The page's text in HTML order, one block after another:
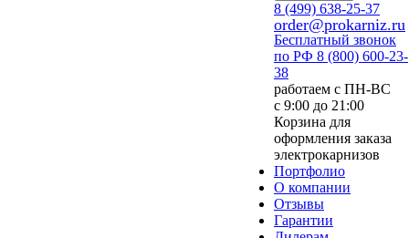
8 (499) 638-25-37
order@prokarniz.ru
Бесплатный звонок
по РФ 8 (800) 600-23-
38
работаем с ПН-ВС
с 9:00 до 21:00
Корзина для
оформления заказа
электрокарнизов
Портфолио
О компании
Отзывы
Гарантии